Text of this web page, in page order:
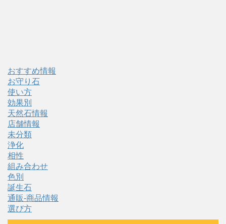
おすすめ情報
お守り石
使い方
効果別
天然石情報
店舗情報
未分類
浄化
相性
組み合わせ
色別
誕生石
通販-商品情報
選び方